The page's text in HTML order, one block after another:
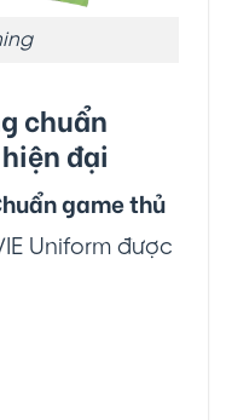
chuẩn
đại
game thủ
Uniform được